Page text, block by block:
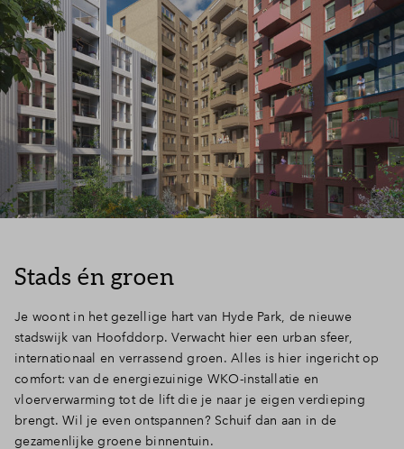
Stads én groen
Je woont in het gezellige hart van Hyde Park, de nieuwe
stadswijk van Hoofddorp. Verwacht hier een urban sfeer,
internationaal en verrassend groen. Alles is hier ingericht op
comfort: van de energiezuinige WKO-installatie en
vloerverwarming tot de lift die je naar je eigen verdieping
brengt. Wil je even ontspannen? Schuif dan aan in de
gezamenlijke groene binnentuin.